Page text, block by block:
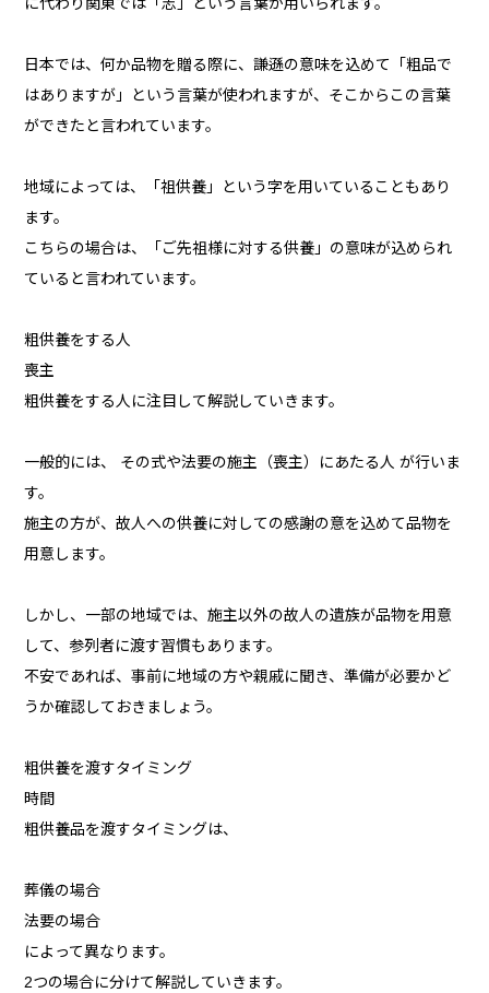
に代わり関東では「志」という言葉が用いられます。
日本では、何か品物を贈る際に、謙遜の意味を込めて「粗品で
はありますが」という言葉が使われますが、そこからこの言葉
ができたと言われています。
地域によっては、「祖供養」という字を用いていることもあり
ます。
こちらの場合は、「ご先祖様に対する供養」の意味が込められ
ていると言われています。
粗供養をする人
喪主
粗供養をする人に注目して解説していきます。
一般的には、 その式や法要の施主（喪主）にあたる人 が行いま
す。
施主の方が、故人への供養に対しての感謝の意を込めて品物を
用意します。
しかし、一部の地域では、施主以外の故人の遺族が品物を用意
して、参列者に渡す習慣もあります。
不安であれば、事前に地域の方や親戚に聞き、準備が必要かど
うか確認しておきましょう。
粗供養を渡すタイミング
時間
粗供養品を渡すタイミングは、
葬儀の場合
法要の場合
によって異なります。
2つの場合に分けて解説していきます。